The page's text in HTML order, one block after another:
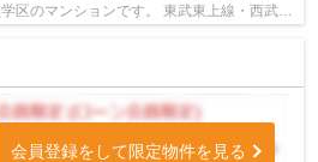
ョンです。 東武東上線・西武新
市駅徒歩5分、本川...
会員登録をして限定物件を見る